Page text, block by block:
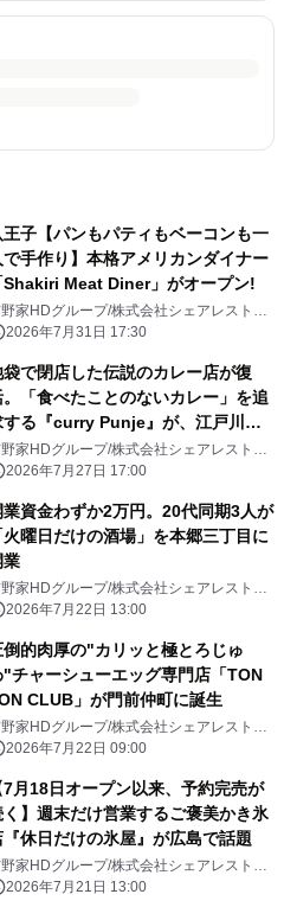
王子【パンもパティもベーコンも一
で手作り】本格アメリカンダイナー
Shakiri Meat Diner」がオープン!
家HDグループ/株式会社シェアレストラ
2026年7月31日 17:30
袋で閉店した伝説のカレー店が復
。「食べたことのないカレー」を追
する『curry Punje』が、江戸川橋
毎週火曜限定オープン
家HDグループ/株式会社シェアレストラ
2026年7月27日 17:00
業資金わずか2万円。20代同期3人が
火曜日だけの酒場」を本郷三丁目に
業
家HDグループ/株式会社シェアレストラ
2026年7月22日 13:00
倒的肉厚の"カリッと極とろじゅ
"チャーシューエッグ専門店「TON
CLUB」が門前仲町に誕生
家HDグループ/株式会社シェアレストラ
2026年7月22日 09:00
7月18日オープン以来、予約完売が
く】週末だけ営業するご褒美かき氷
『休日だけの氷屋』が広島で話題
家HDグループ/株式会社シェアレストラ
2026年7月21日 13:00